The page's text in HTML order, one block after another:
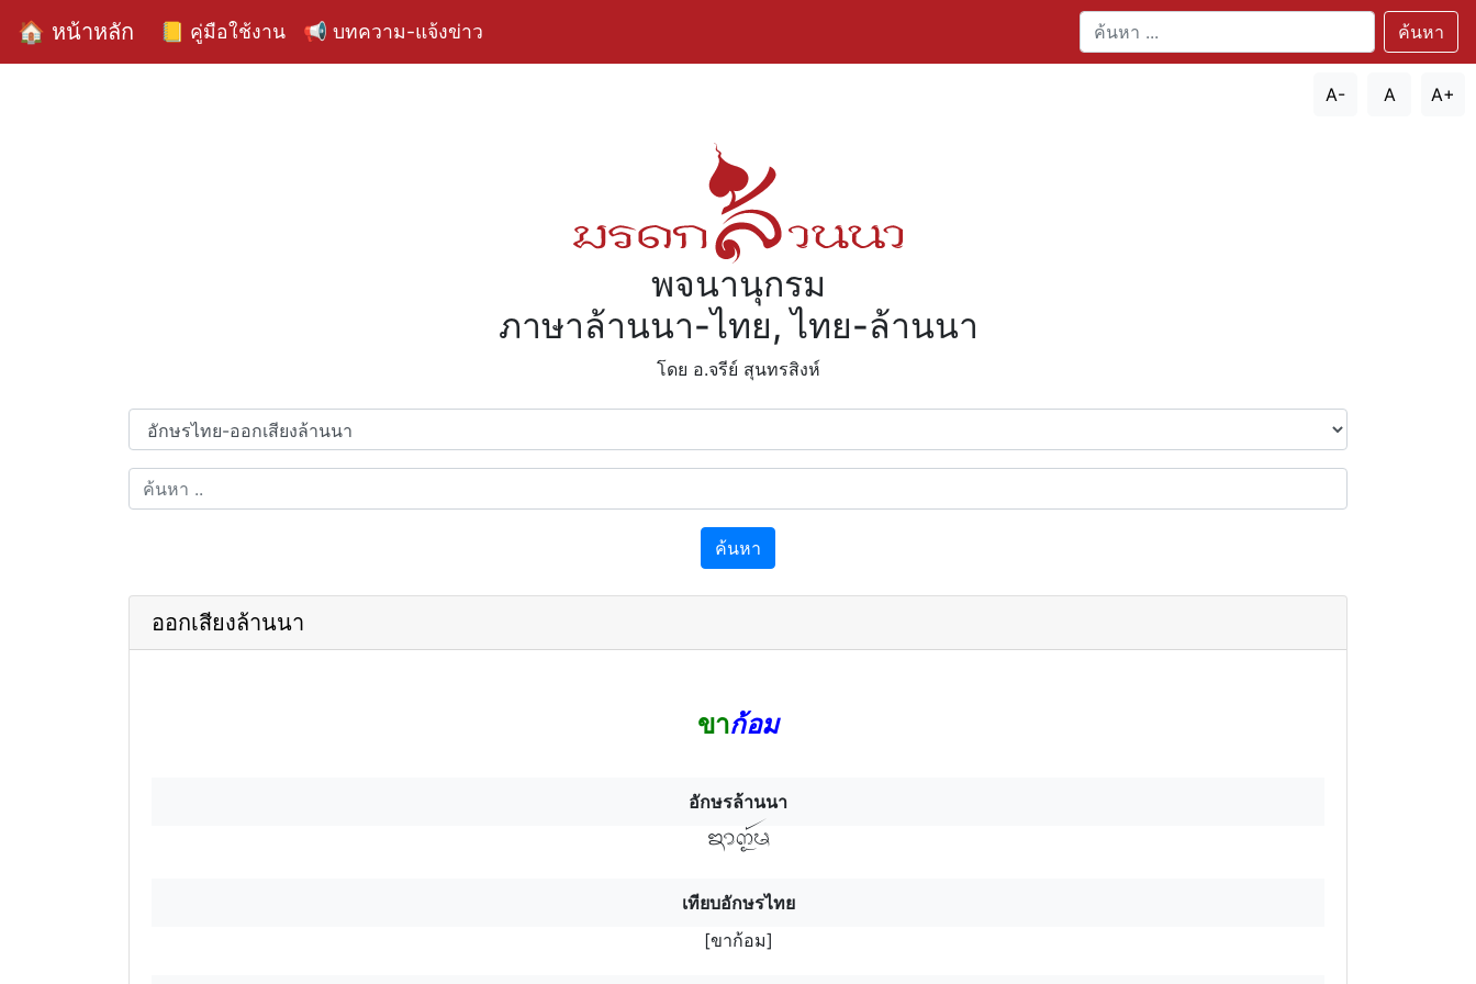
🏠 หน้าหลัก 📒 คู่มือใช้งาน 📢 บทความ-แจ้งข่าว ค้นหา
A- A A+
พจนานุกรม
ภาษาล้านนา-ไทย, ไทย-ล้านนา
โดย อ.จรีย์​ สุนทรสิงห์
ค้นหา
ออกเสียงล้านนา
ขาก้อม
อักษรล้านนา
ขาก้อฯม
เทียบอักษรไทย
[ขาก้อม]